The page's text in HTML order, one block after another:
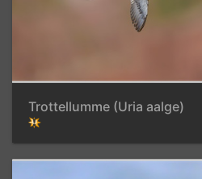
Trottellumme (Uria aalge)